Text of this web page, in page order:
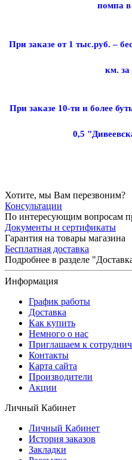
помпа
При заказе от 1 тыс.руб. –
км.
При заказе 10-ти и более
0,5
Хотите, мы Вам перезвоним?
Консультации
По интересующим вопросам
Документы и сертификаты
Гарантия на товары магазина
Бесплатная доставка
Подробнее в разделе
Информация
График работы
Доставка
Как купить
Немного о нас
Приглашаем к
Контакты
Карта сайта
Производители
Акции
Личный Кабинет
Личный Кабинет
История заказов
Закладки